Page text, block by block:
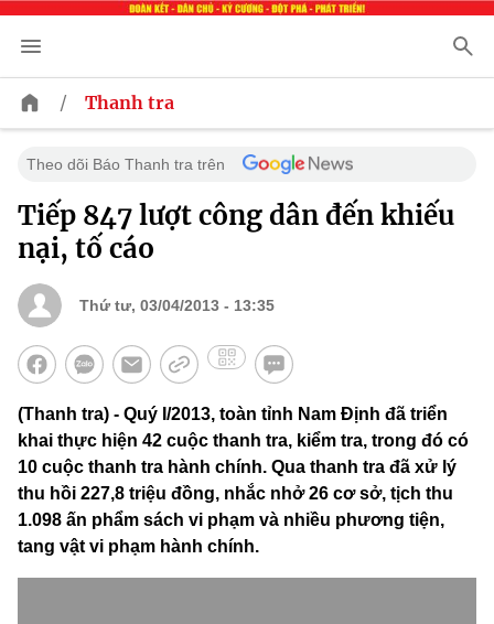
/ Thanh tra
Theo dõi Báo Thanh tra trên
Tiếp 847 lượt công dân đến khiếu
nại, tố cáo
Thứ tư, 03/04/2013 - 13:35
(Thanh tra) - Quý I/2013, toàn tỉnh Nam Định đã triển
khai thực hiện 42 cuộc thanh tra, kiểm tra, trong đó có
10 cuộc thanh tra hành chính. Qua thanh tra đã xử lý
thu hồi 227,8 triệu đồng, nhắc nhở 26 cơ sở, tịch thu
1.098 ấn phẩm sách vi phạm và nhiều phương tiện,
tang vật vi phạm hành chính.